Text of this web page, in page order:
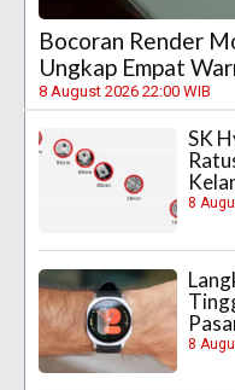
Bocoran Render
Ungkap Empat
8 August 2026 22:00 WIB
SK
8
8